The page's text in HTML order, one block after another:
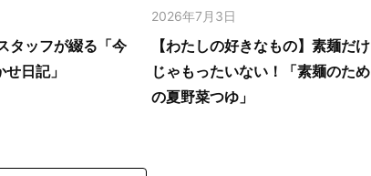
タッフが綴る「今
日記」
2026年7月3日
【わたしの好きなもの】素麺だけ
じゃもったいない！「素麺のため
の夏野菜つゆ」